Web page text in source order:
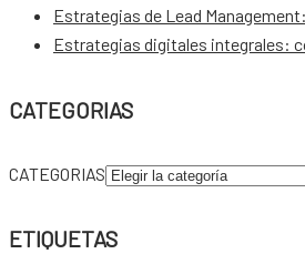
Estrategias de Lead
Estrategias digitales integrales:
CATEGORIAS
CATEGORIAS
ETIQUETAS